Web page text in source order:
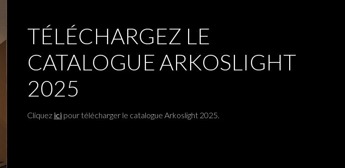
TÉLÉCHARGEZ LE
CATALOGUE ARKOSLIGHT
2025
Cliquez ici pour télécharger le catalogue Arkoslight 2025.